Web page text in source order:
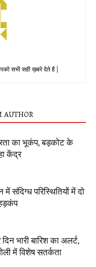
सभी सही ख़बरे देते है |
AUTHOR
का भूकंप, बड़कोट के
केंद्र
संदिग्ध परिस्थितियों में दो
भारी बारिश का अलर्ट,
में विशेष सतर्कता